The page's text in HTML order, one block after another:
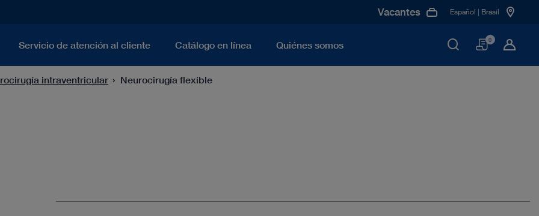
Servicio de atención al cliente Catálogo en línea Quiénes somos
Vacantes Español | Brasil
Cesta
0
intraventricular Neurocirugía flexible